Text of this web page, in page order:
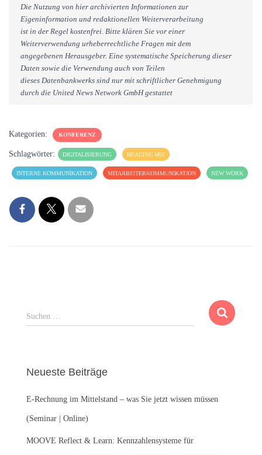
Die Nutzung von hier archivierten Informationen zur
Eigeninformation und redaktionellen Weiterverarbeitung
ist in der Regel kostenfrei. Bitte klären Sie vor einer
Weiterverwendung urheberrechtliche Fragen mit dem
angegebenen Herausgeber. Eine systematische Speicherung dieser
Daten sowie die Verwendung auch von Teilen
dieses Datenbankwerks sind nur mit schriftlicher Genehmigung
durch die United News Network GmbH gestattet
Kategorien: KONFERENZ
Schlagwörter: DIGITALISIERUNG HEALTHCARE
INTERNE KOMMUNIKATION MITARBEITERKOMMUNIKATION NEW WORK
S
u
n
a
c
:
Suchen …
Neueste Beiträge
E-Rechnung im Mittelstand – was Sie jetzt wissen müssen
(Seminar | Online)
MOOVE Reflect & Learn: Kennzahlensysteme für